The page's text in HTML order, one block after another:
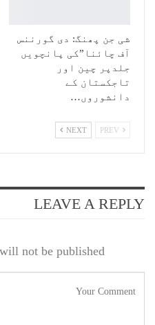
شی جن پھنگ: دی گورننس
آف چائنا”کی پانچویں
جلدپر چین اور
تاجکستان کے
دانشوروں…
NEXT
LEAVE A REPLY
not be published.